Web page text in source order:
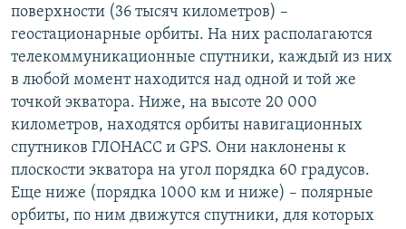
поверхности (36 тысяч километров) –
геостационарные орбиты. На них располагаются
телекоммуникационные спутники, каждый из них
в любой момент находится над одной и той же
точкой экватора. Ниже, на высоте 20 000
километров, находятся орбиты навигационных
спутников ГЛОНАСС и GPS. Они наклонены к
плоскости экватора на угол порядка 60 градусов.
Еще ниже (порядка 1000 км и ниже) – полярные
орбиты, по ним движутся спутники, для которых